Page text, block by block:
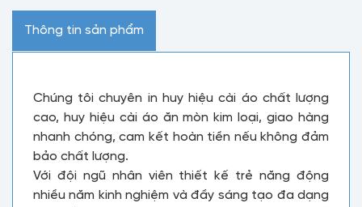
Thông tin sản phẩm
Chúng tôi chuyên in huy hiệu cài áo chất lượng
cao, huy hiệu cài áo ăn mòn kim loại, giao hàng
nhanh chóng, cam kết hoàn tiền nếu không đảm
bảo chất lượng.
Với đội ngũ nhân viên thiết kế trẻ năng động
nhiều năm kinh nghiệm và đầy sáng tạo đa dạng